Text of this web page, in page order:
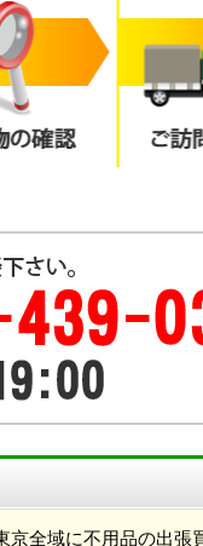
全域に不用品の出張